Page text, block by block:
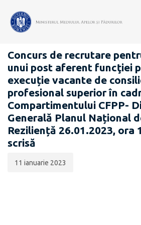
CARIERĂ
Concurs de recrutare
unui post aferent funcţiei
execuție vacante de
profesional superior în
Compartimentului CFPP-
Generală Planul Național
Reziliență 26.01.2023, ora
scrisă
publicării:
11 ianuarie 2023